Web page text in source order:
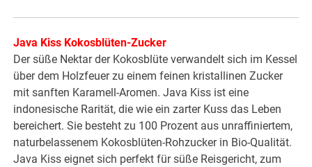
Java Kiss Kokosblüten-Zucker
Der süße Nektar der Kokosblüte verwandelt sich im Kessel
über dem Holzfeuer zu einem feinen kristallinen Zucker
mit sanften Karamell-Aromen. Java Kiss ist eine
indonesische Rarität, die wie ein zarter Kuss das Leben
bereichert. Sie besteht zu 100 Prozent aus unraffiniertem,
naturbelassenem Kokosblüten-Rohzucker in Bio-Qualität.
Java Kiss eignet sich perfekt für süße Reisgericht, zum